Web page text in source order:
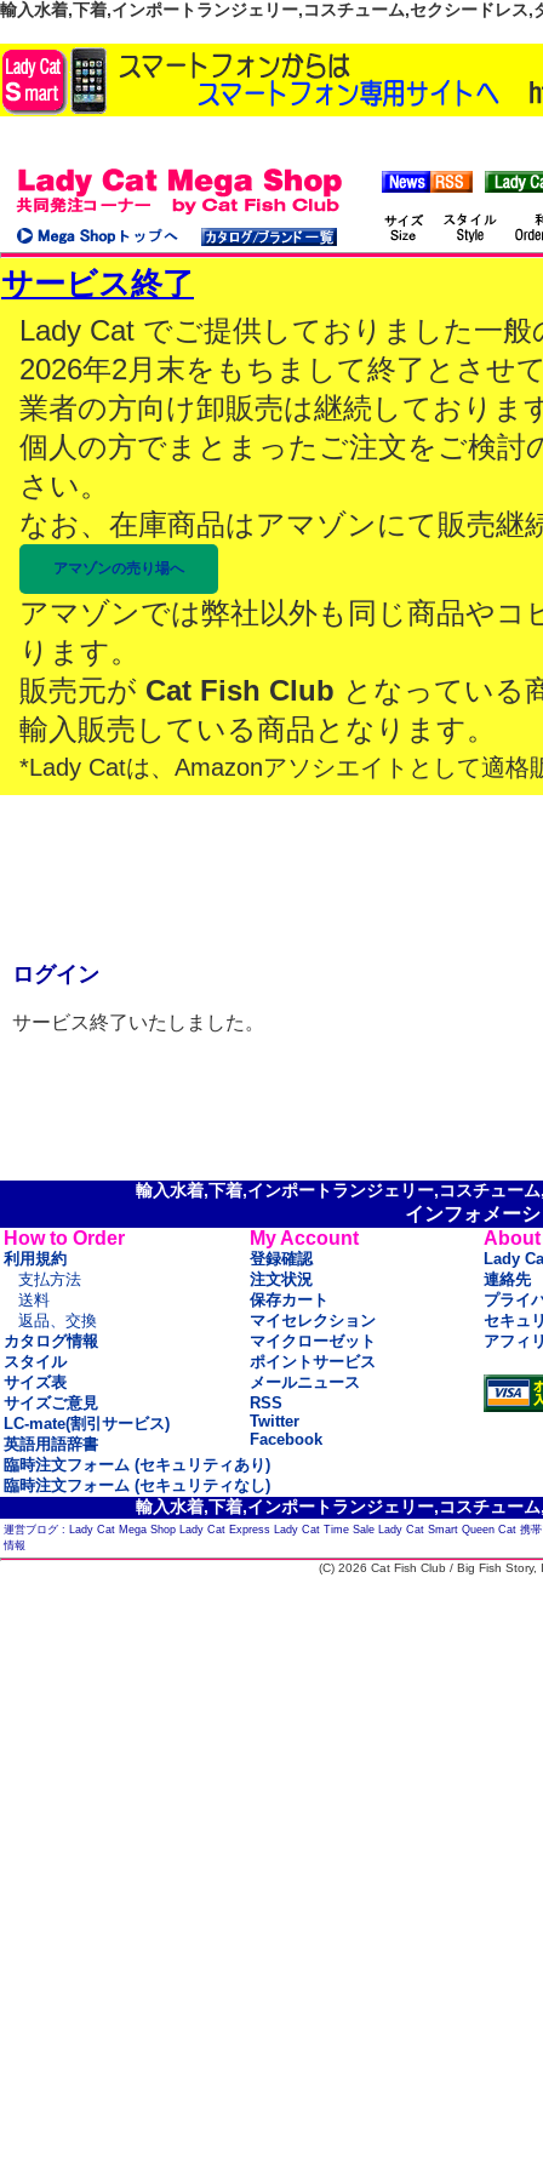
輸入水着,下着,インポートランジェリー,コスチューム,セクシードレス
サービス終了
Lady Cat でご提供しておりました一
2026年2月末をもちまして終了とさせ
業者の方向け卸販売は継続しておりま
個人の方でまとまったご注文をご検討
さい。
なお、在庫商品はアマゾンにて販売継
アマゾンの売り場へ
アマゾンでは弊社以外も同じ商品やコ
ります。
販売元が Cat Fish Club となっている
輸入販売している商品となります。
*Lady Catは、Amazonアソシエイトとして適格
ログイン
サービス終了いたしました。
輸入水着,下着,インポートランジェリー,コスチュー
インフォメー
How to Order
利用規約
支払方法
送料
返品、交換
カタログ情報
スタイル
サイズ表
サイズご意見
LC-mate(割引サービス)
英語用語辞書
My Account
登録確認
注文状況
保存カート
マイセレクション
マイクローゼット
ポイントサービス
メールニュース
RSS
Twitter
Facebook
About
Lady
連絡先
プライ
セキュ
アフィ
臨時注文フォーム (セキュリティあり)
臨時注文フォーム (セキュリティなし)
輸入水着,下着,インポートランジェリー,コスチュー
運営ブログ : Lady Cat Mega Shop Lady Cat Express Lady Cat Time Sale Lady Cat Smart Queen Cat 携
情報
(C) 2026 Cat Fish Club / Big Fish Story,